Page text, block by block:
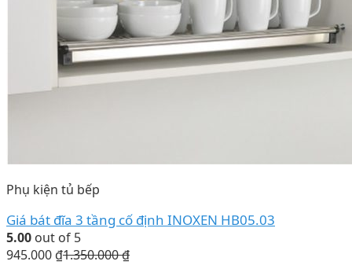
Phụ kiện tủ bếp
Giá bát đĩa 3 tầng cố định INOXEN HB05.03
5.00 out of 5
945.000 ₫1.350.000₫